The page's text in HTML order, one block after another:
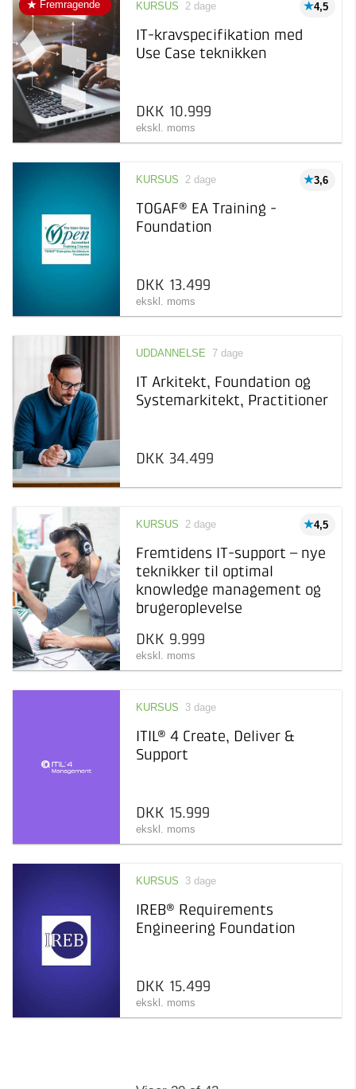
Fremragende 4,5
KURSUS 2 dage
IT-kravspecifikation med
Use Case teknikken
DKK 10.999
ekskl. moms
3,6
KURSUS 2 dage
TOGAF® EA Training -
Foundation
DKK 13.499
ekskl. moms
UDDANNELSE 7 dage
IT Arkitekt, Foundation og
Systemarkitekt, Practitioner
DKK 34.499
4,5
KURSUS 2 dage
Fremtidens IT-support – nye
teknikker til optimal
knowledge management og
brugeroplevelse
DKK 9.999
ekskl. moms
KURSUS 3 dage
ITIL® 4 Create, Deliver &
Support
DKK 15.999
ekskl. moms
KURSUS 3 dage
IREB® Requirements
Engineering Foundation
DKK 15.499
ekskl. moms